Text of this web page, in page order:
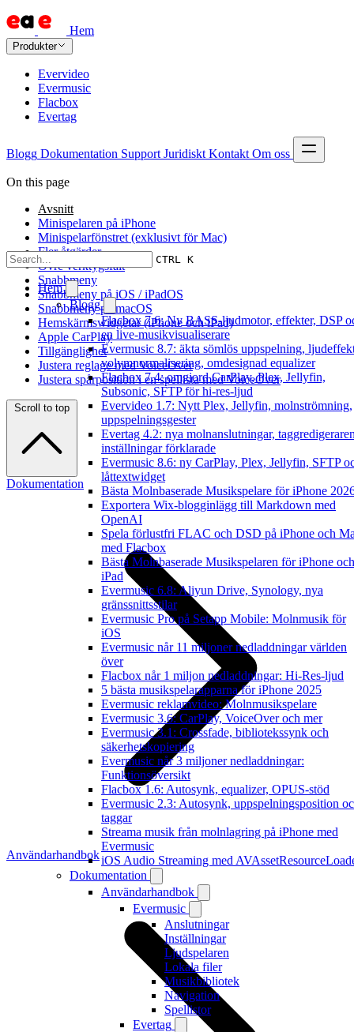
Hem
Produkter
Evervideo
Evermusic
Flacbox
Evertag
Blogg Dokumentation Support Juridiskt Kontakt Om oss
CTRL K
Hem
Blogg
Flacbox 7.6: Ny BASS-ljudmotor, effekter, DSP
en live-musikvisualiserare
Evermusic 8.7: äkta sömlös uppspelning,
volymnormalisering, omdesignad equalizer
Flacbox 7.4: omgjord CarPlay, Plex, Jellyfin,
Subsonic, SFTP för hi-res-ljud
Evervideo 1.7: Nytt Plex, Jellyfin, molnströmning,
uppspelningsgester
Evertag 4.2: nya molnanslutningar,
inställningar förklarade
Evermusic 8.6: ny CarPlay, Plex, Jellyfin, SFTP
låttextwidget
Bästa Molnbaserade Musikspelare för iPhone
Exportera Wix-blogginlägg till Markdown med
OpenAI
Spela förlustfri FLAC och DSD på iPhone och
med Flacbox
Bästa Molnbaserade Musikspelaren för iPhone och
iPad
Evermusic 6.8: Aliyun Drive, Synology, nya
gränssnittsstilar
Evermusic Pro på Setapp Mobile: Molnmusik för
iOS
Evermusic når 11 miljoner nedladdningar världen
över
Flacbox når 1 miljon nedladdningar: Hi-Res-ljud
5 bästa musikspelarapparna för iPhone 2025
Evermusic reklamvideo: Molnmusikspelare
Evermusic 3.6: CarPlay, VoiceOver och mer
Evermusic 3.1: Crossfade, bibliotekssynk och
säkerhetskopiering
Evermusic når 3 miljoner nedladdningar:
Funktionsöversikt
Flacbox 1.6: Autosynk, equalizer, OPUS-stöd
Evermusic 2.3: Autosynk, uppspelningsposition
taggar
Streama musik från molnlagring på iPhone med
Evermusic
iOS Audio Streaming med
Dokumentation
Användarhandbok
Evermusic
Anslutningar
Inställningar
Ljudspelaren
Lokala filer
Musikbibliotek
Navigation
Spellistor
Evertag
On this page
Avsnitt
Minispelaren på iPhone
Minispelarfönstret (exklusivt för Mac)
Fler åtgärder
Övre verktygsfält
Snabbmeny
Snabbmeny på iOS / iPadOS
Snabbmeny på macOS
Hemskärmswidgetar (iPhone och iPad)
Apple CarPlay
Tillgänglighet
Justera reglage med VoiceOver
Justera spårposition i en spellista med VoiceOver
Scroll to top
Dokumentation
Användarhandbok